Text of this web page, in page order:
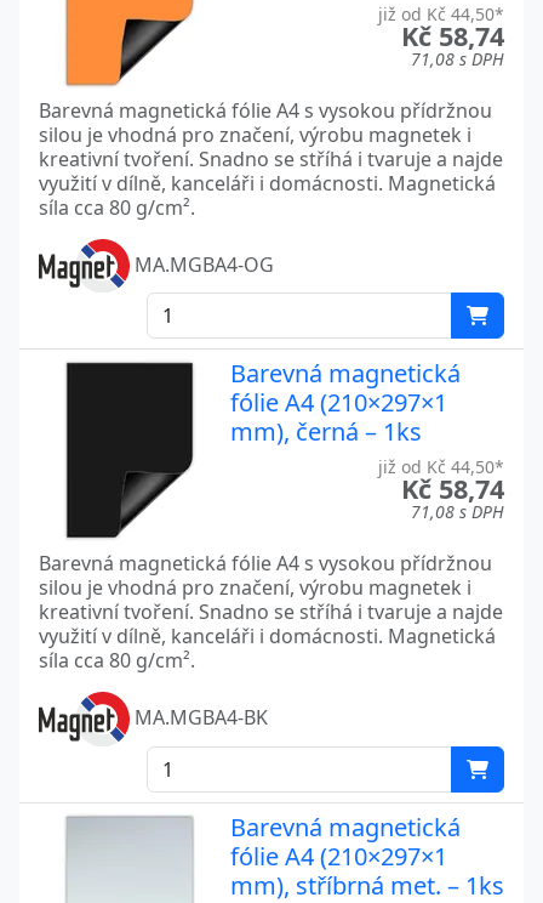
již od Kč 44,50*
Kč 58,74
71,08 s DPH
Barevná magnetická fólie A4 s vysokou přídržnou
silou je vhodná pro značení, výrobu magnetek i
kreativní tvoření. Snadno se stříhá i tvaruje a najde
využití v dílně, kanceláři i domácnosti. Magnetická
síla cca 80 g/cm².
MA.MGBA4-OG
Barevná magnetická
fólie A4 (210×297×1
mm), černá – 1ks
již od Kč 44,50*
Kč 58,74
71,08 s DPH
Barevná magnetická fólie A4 s vysokou přídržnou
silou je vhodná pro značení, výrobu magnetek i
kreativní tvoření. Snadno se stříhá i tvaruje a najde
využití v dílně, kanceláři i domácnosti. Magnetická
síla cca 80 g/cm².
MA.MGBA4-BK
Barevná magnetická
fólie A4 (210×297×1
mm), stříbrná met. – 1ks